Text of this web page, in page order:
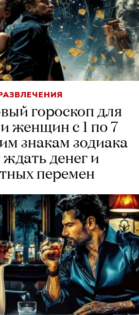
гороскоп для
женщин с 1 по 7
знакам зодиака
ждать денег и
перемен